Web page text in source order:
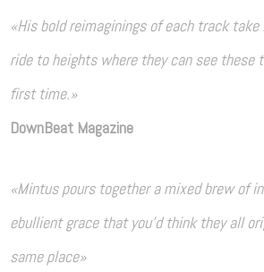
«His bold reimaginings of each track
ride to heights where they can see these
first time.»
DownBeat Magazine
«Mintus pours together a mixed brew of
ebullient grace that you’d think they all
same place»